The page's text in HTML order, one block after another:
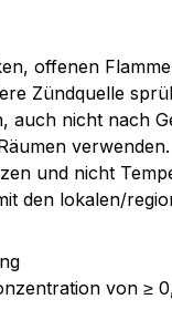
offenen
Zündquelle
auch nicht nach
verwenden.
und nicht
den lokalen/
von ≥